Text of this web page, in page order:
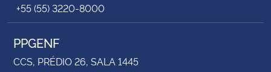
+55 (55) 3220-8000
PPGENF
CCS, PRÉDIO 26, SALA 1445